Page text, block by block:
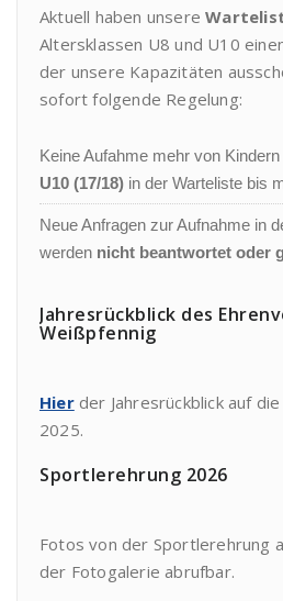
Aktuell haben unsere
Altersklassen U8 und U10
der unsere Kapazitäten
sofort folgende Regelung:
Keine Aufahme mehr von Kindern
U10 (17/18) in der Warteliste bis
Neue Anfragen zur Aufnahme in
werden nicht beantwortet oder
Jahresrückblick des
Weißpfennig
Hierder Jahresrückblick auf
2025.
Sportlerehrung 2026
Fotos von der Sportlerehrung
der Fotogalerie abrufbar.